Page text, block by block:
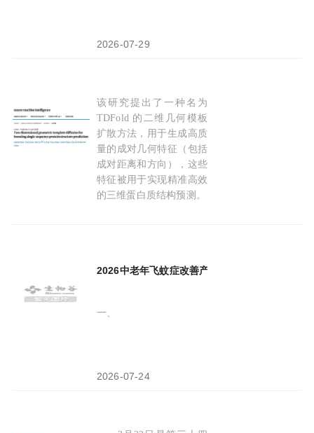
2026-07-29
AI预测蛋白结构新突破：崔振团队开发TDFold
该研究提出了一种名为
TDFold 的二维几何模板
扩散方法，用于生成高质
量的成对几何特征（包括
成对距离和方向），这些
特征被用于实现精准高效
的三维蛋白质结构预测。
2026中老年飞蚊症改善产品优选榜：成
一、
2026-07-24